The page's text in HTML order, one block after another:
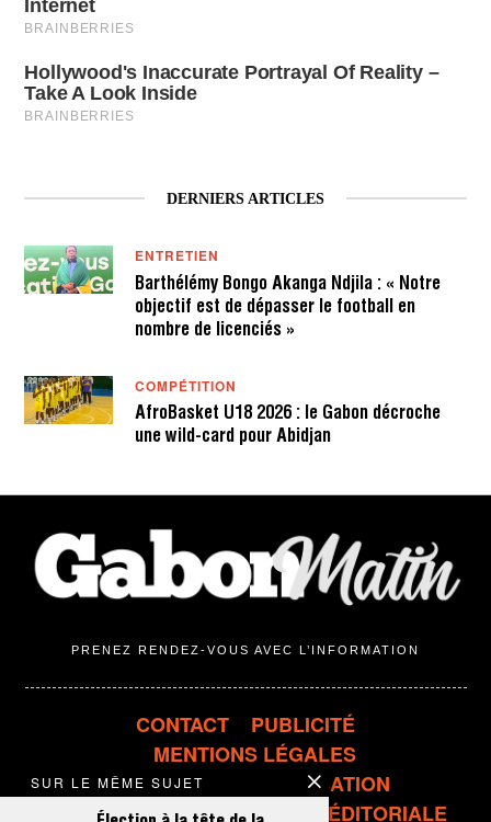
DERNIERS ARTICLES
ENTRETIEN
Barthélémy Bongo Akanga Ndjila : « Notre
objectif est de dépasser le football en
nombre de licenciés »
COMPÉTITION
AfroBasket U18 2026 : le Gabon décroche
une wild-card pour Abidjan
SUR LE MÊME SUJET
PRENEZ RENDEZ-VOUS AVEC L’INFORMATION
CONTACT
PUBLICITÉ
MENTIONS LÉGALES
CONDITIONS D'UTILISATION
CONFIDENTIALITÉ
LIGNE ÉDITORIALE